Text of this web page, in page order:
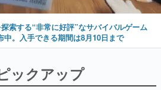
索する“非常に好評”なサバイバルゲーム
中。入手できる期間は8月10日まで
ックアップ